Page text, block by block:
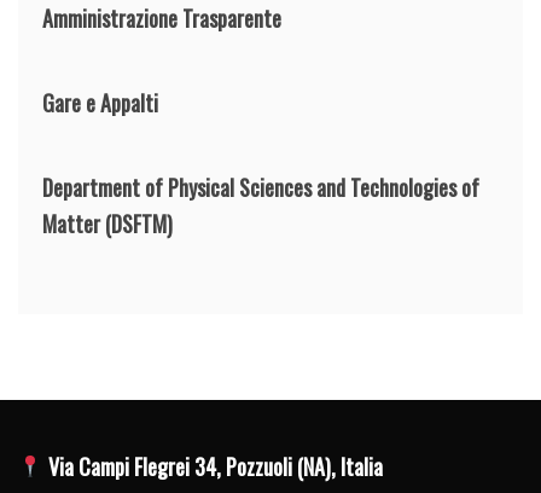
Amministrazione Trasparente
Gare e Appalti
Department of Physical Sciences and Technologies of
Matter(DSFTM)
Via Campi Flegrei 34, Pozzuoli (NA), Italia